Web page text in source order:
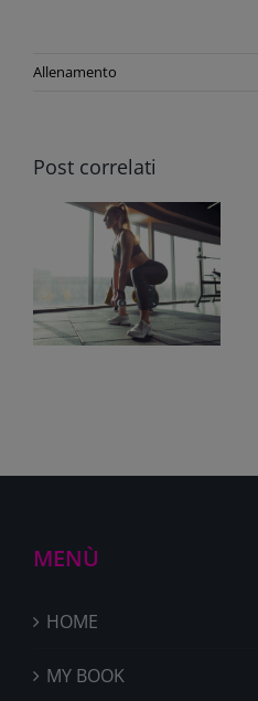
Allenamento
Post correlati
PROTUSIONI ED
ERNIE,
COMPROMETTONO
L’ATTIVITÀ IN
PALESTRA?
MENÙ
HOME
MY BOOK